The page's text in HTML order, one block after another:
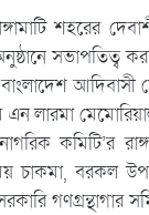
শহরের
সভাপতিত্ব
আদিবাসী
লারমা
কমিটি’র
ময় চাকমা, বরকল
গণগ্রন্থাগার